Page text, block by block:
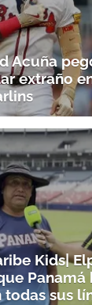
suscribirte a
Acuña
extraño
Kids|
Panamá
todas sus